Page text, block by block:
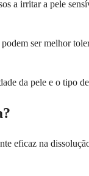
a irritar a pele
ser melhor
da pele e o tipo
eficaz na